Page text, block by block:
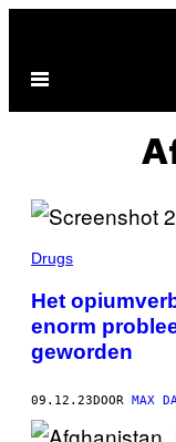
de Open
Drugs
Het
enorm
geworden
09.12.23DOOR MAX